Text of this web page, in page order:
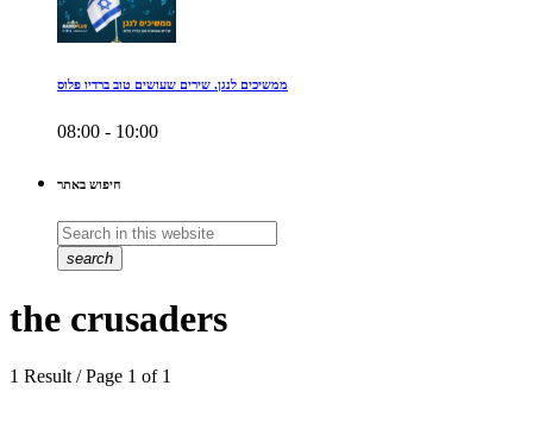
ממשיכים לנגן. שירים שעושים טוב ברדיו פלוס
08:00 - 10:00
חיפוש באתר
search
the crusaders
1 Result / Page 1 of 1